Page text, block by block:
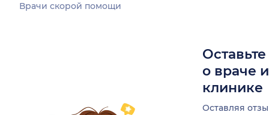
Врачи скорой помощи
о враче
клинике
Оставляя